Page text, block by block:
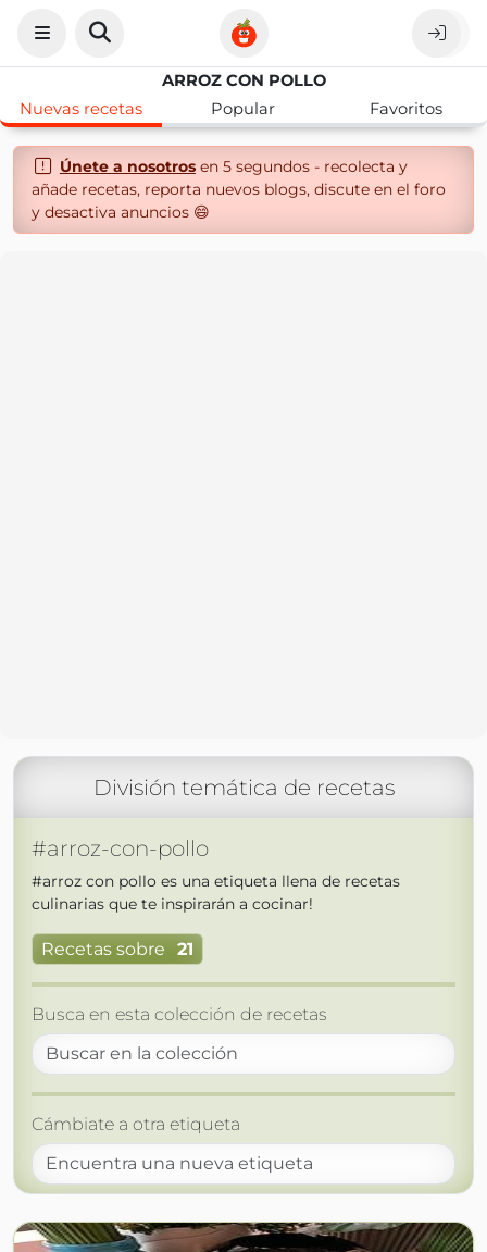
ARROZ CON POLLO
Nuevas recetas
Popular Favoritos
Únete a nosotrosen 5 segundos - recolecta y
añade recetas, reporta nuevos blogs, discute en el foro
y desactiva anuncios 😄
División temática de recetas
#arroz-con-pollo
#arroz con pollo es una etiqueta llena de recetas
culinarias que te inspirarán a cocinar!
Recetas sobre 21
Busca en esta colección de recetas
Cámbiate a otra etiqueta